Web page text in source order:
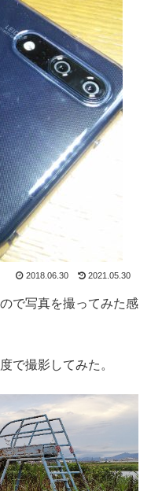
2018.06.30 2021.05.30
で写真を撮ってみた感
で撮影してみた。